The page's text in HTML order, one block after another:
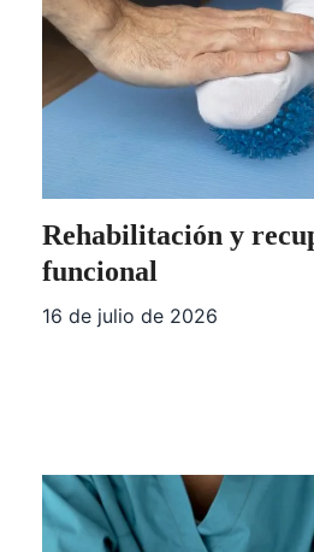
Rehabilitación y
funcional
16 de julio de 2026